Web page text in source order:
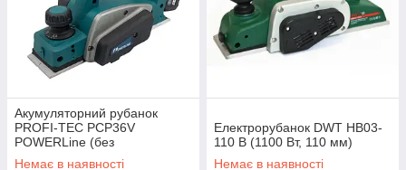
Акумуляторний рубанок
PROFI-TEC PCP36V
POWERLine (без
акумуляторів та зарядного
Немає в наявності
Електрорубанок DWT HB03-
110 B (1100 Вт, 110 мм)
Немає в наявності